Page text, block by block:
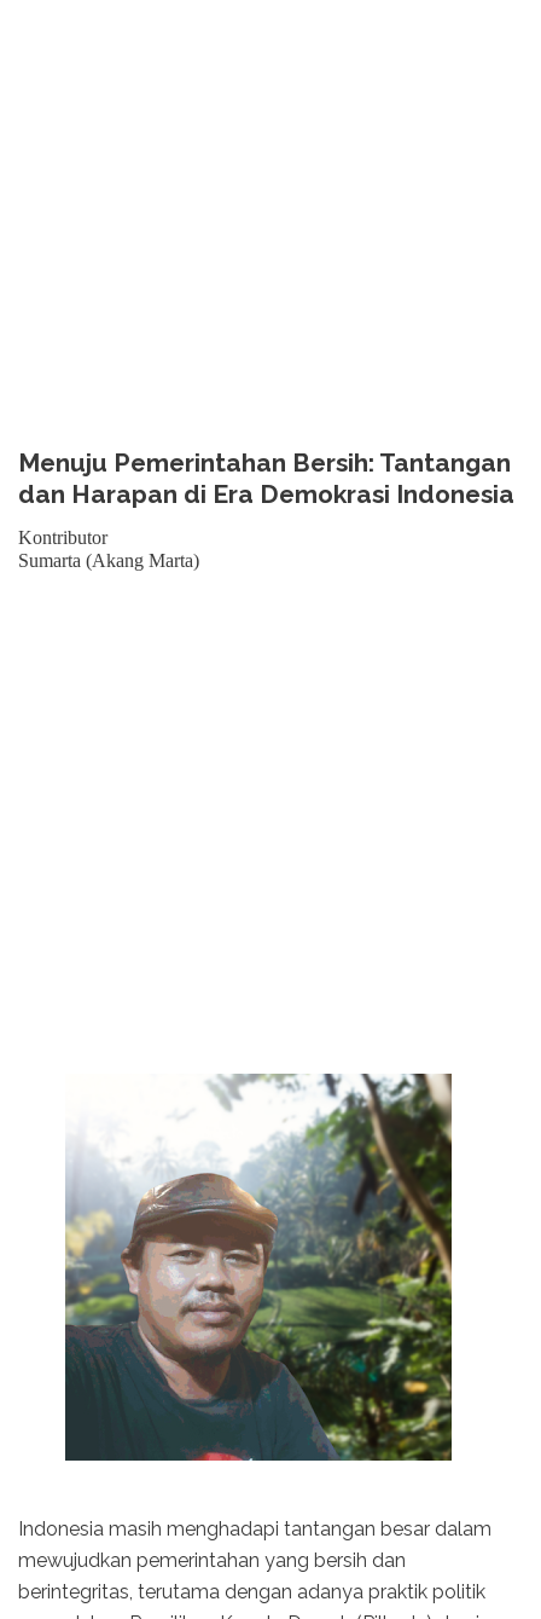
Menuju Pemerintahan Bersih: Tantangan
dan Harapan di Era Demokrasi Indonesia
Kontributor
Sumarta (Akang Marta)
Indonesia masih menghadapi tantangan besar dalam
mewujudkan pemerintahan yang bersih dan
berintegritas, terutama dengan adanya praktik politik